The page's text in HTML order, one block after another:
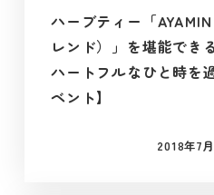
ハーブティー「
レンド）」を堪能でき
ハートフルなひと時を
ベント】
投稿日
2018年7